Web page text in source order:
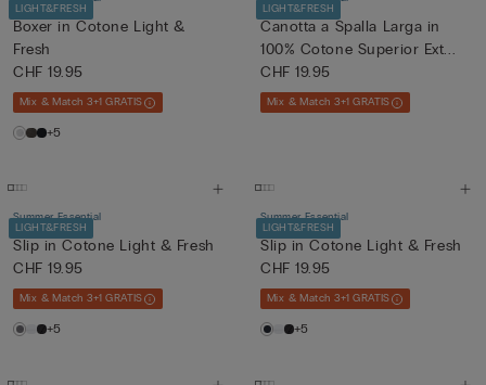
LIGHT&FRESH
Boxer in Cotone Light &
Fresh
CHF 19.95
Mix & Match 3+1 GRATIS
+5
LIGHT&FRESH
Canotta a Spalla Larga in
100% Cotone Superior Ext...
CHF 19.95
Mix & Match 3+1 GRATIS
LIGHT&FRESH
Summer Essential
Slip in Cotone Light & Fresh
CHF 19.95
Mix & Match 3+1 GRATIS
+5
LIGHT&FRESH
Summer Essential
Slip in Cotone Light & Fresh
CHF 19.95
Mix & Match 3+1 GRATIS
+5